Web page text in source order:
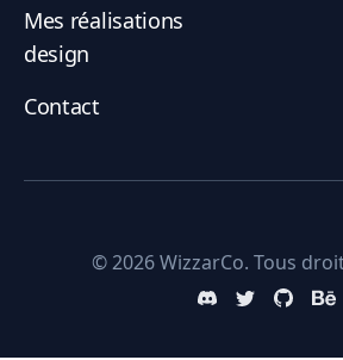
Mes réalisations
design
Contact
© 2026 WizzarCo. Tous